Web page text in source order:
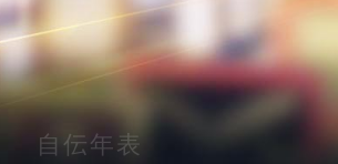
のビデオを見る
自伝年表